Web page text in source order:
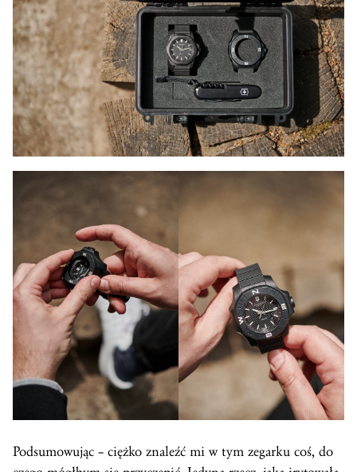
Podsumowując – ciężko znaleźć mi w tym zegarku coś, do